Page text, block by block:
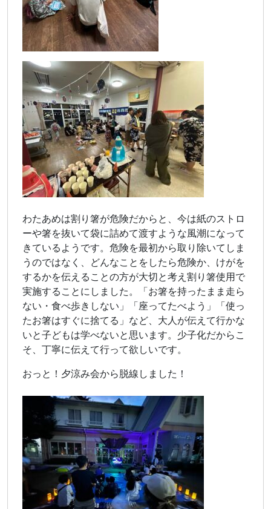
わたあめは割り箸が危険だからと、今は紙のストロ
ーや箸を抜いて袋に詰めて渡すような風潮になって
きているようです。危険を最初から取り除いてしま
うのではなく、どんなことをしたら危険か、けがを
するかを伝えることの方が大切と考え割り箸使用で
実施することにしました。「お箸を持ったまま走ら
ない・食べ歩きしない」「座ってたべよう」「使っ
たお箸はすぐに捨てる」など、大人が伝えて行かな
いと子どもは学べないと思います。少子化だからこ
そ、丁寧に伝えて行って欲しいです。
おっと！夕涼み会から脱線しました！